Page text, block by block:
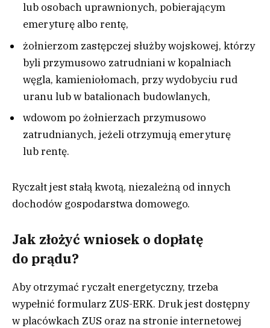
lub osobach uprawnionych, pobierającym
emeryturę albo rentę,
żołnierzom zastępczej służby wojskowej, którzy
byli przymusowo zatrudniani w kopalniach
węgla, kamieniołomach, przy wydobyciu rud
uranu lub w batalionach budowlanych,
wdowom po żołnierzach przymusowo
zatrudnianych, jeżeli otrzymują emeryturę
lub rentę.
Ryczałt jest stałą kwotą, niezależną od innych
dochodów gospodarstwa domowego.
Jak złożyć wniosek o dopłatę
do prądu?
Aby otrzymać ryczałt energetyczny, trzeba
wypełnić formularz ZUS-ERK. Druk jest dostępny
w placówkach ZUS oraz na stronie internetowej